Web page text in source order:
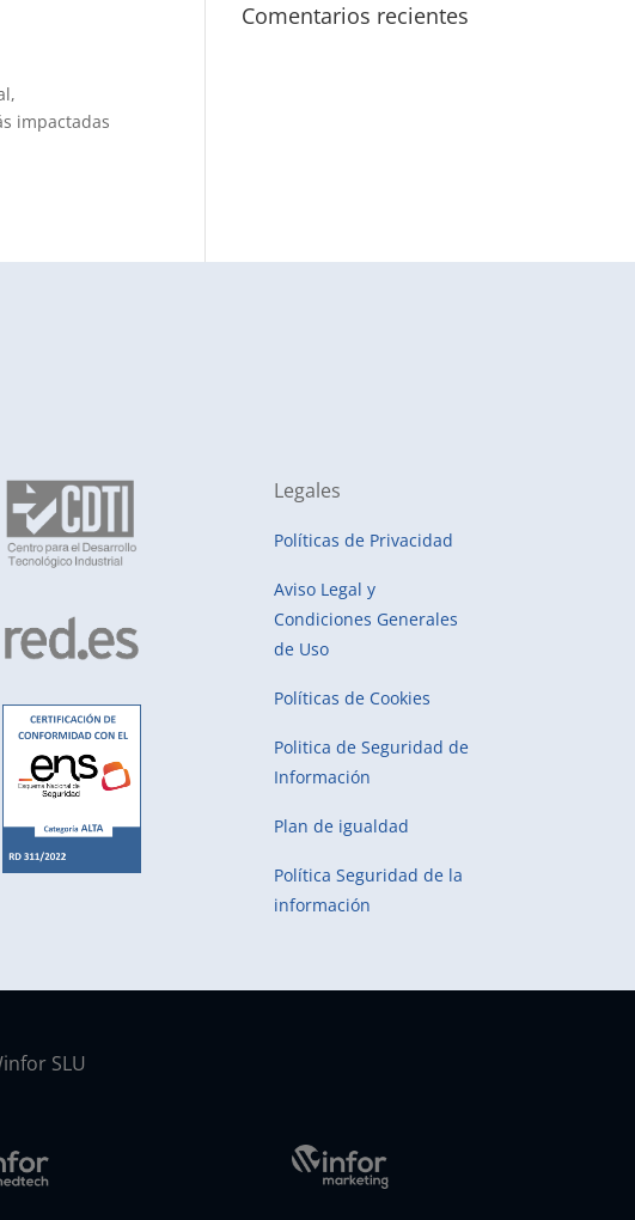
impactadas
Comentarios recientes
Legales
Políticas de Privacidad
Aviso Legal y
Condiciones Generales
de Uso
Políticas de Cookies
Politica de Seguridad de
Información
Plan de igualdad
Política Seguridad de la
información
SLU